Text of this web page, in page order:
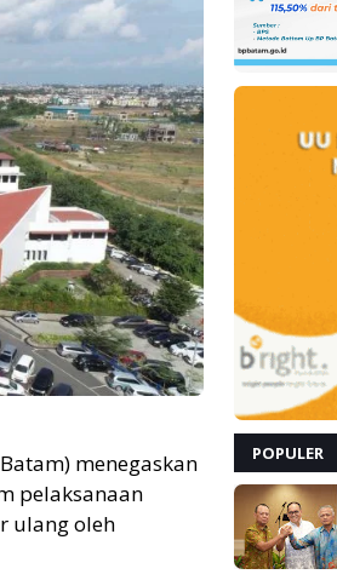
menegaskan
pelaksanaan
ulang oleh
POPULER